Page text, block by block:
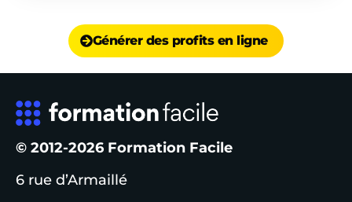
Générer des profits en ligne
© 2012-2026 Formation Facile
6 rue d’Armaillé